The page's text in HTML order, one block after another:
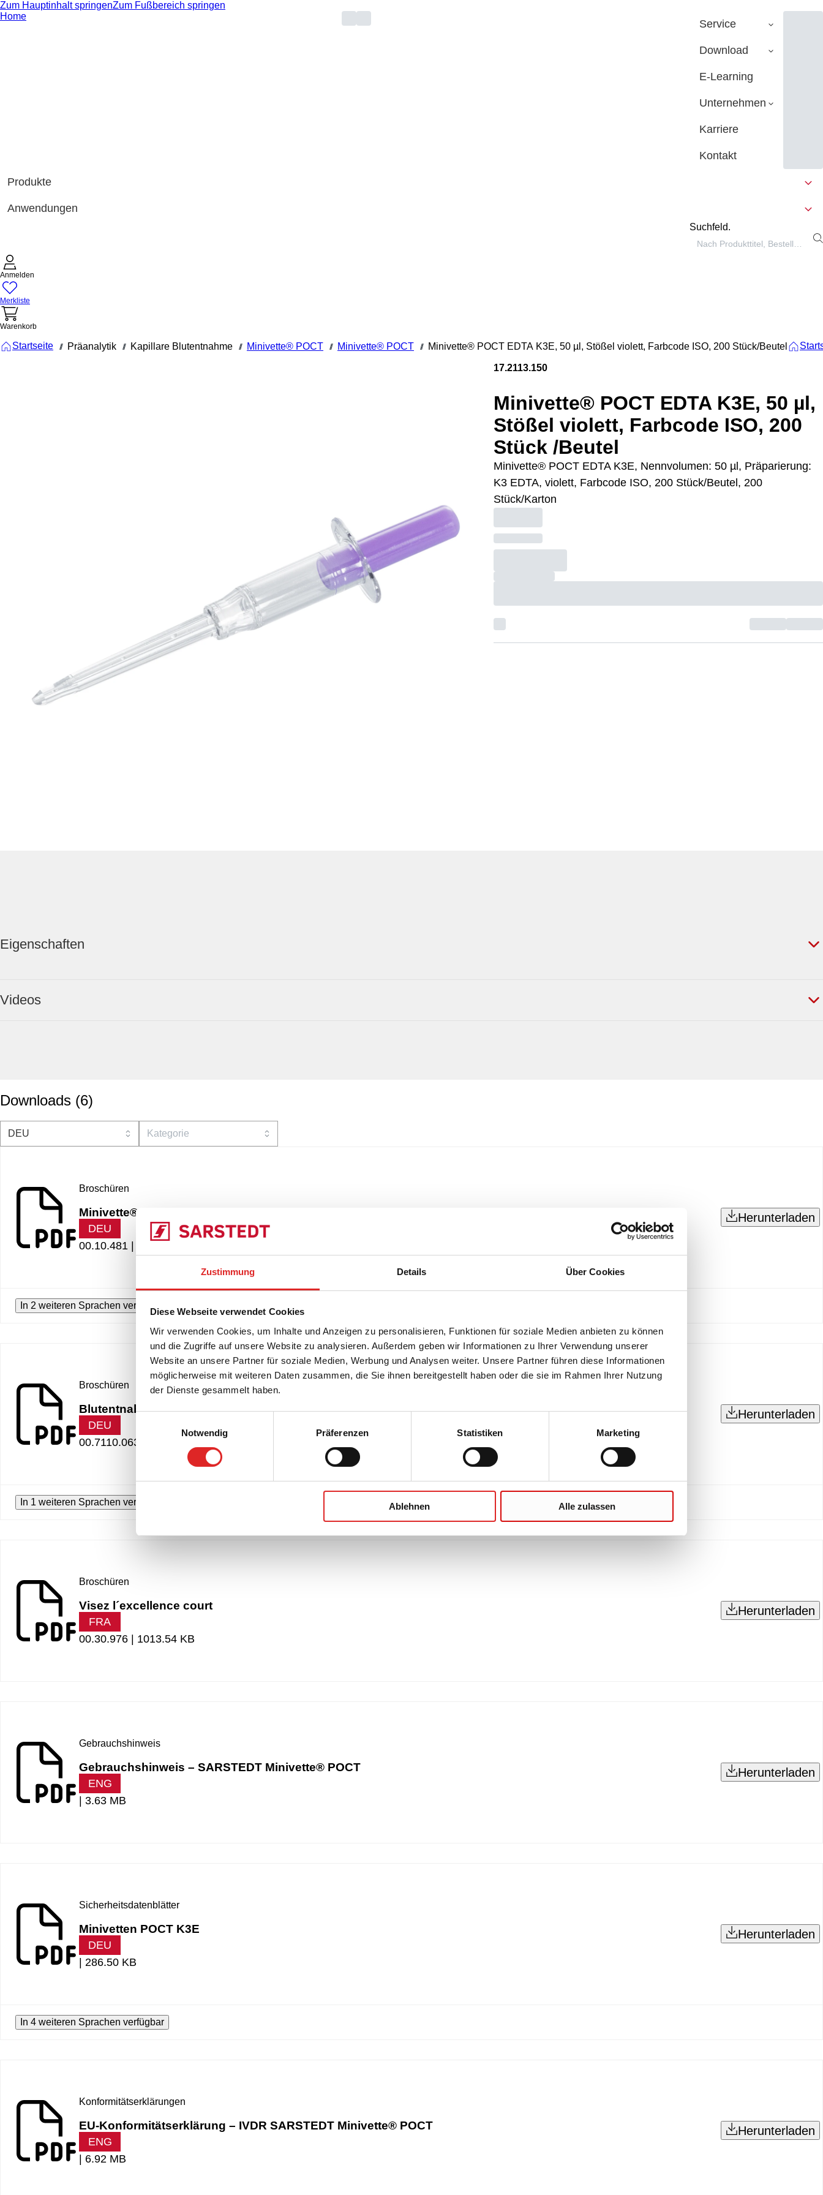
Zustimmung Details Über Cookies
Diese Webseite verwendet Cookies
Wir verwenden Cookies, um Inhalte und Anzeigen zu personalisieren, Funktionen für soziale Medien anbieten zu können
und die Zugriffe auf unsere Website zu analysieren. Außerdem geben wir Informationen zu Ihrer Verwendung unserer
Website an unsere Partner für soziale Medien, Werbung und Analysen weiter. Unsere Partner führen diese Informationen
möglicherweise mit weiteren Daten zusammen, die Sie ihnen bereitgestellt haben oder die sie im Rahmen Ihrer Nutzung
der Dienste gesammelt haben.
Notwendig
Präferenzen Statistiken Marketing
Ablehnen Alle zulassen
Zum Hauptinhalt springenZum Fußbereich springen
Home
Service
Download
E-Learning
Unternehmen
Karriere
Kontakt
Produkte
Anwendungen
Suchfeld.
Anmelden
Merkliste
Warenkorb
Startseite /// Präanalytik /// Kapillare Blutentnahme /// Minivette® POCT /// Minivette® POCT /// Minivette® POCT EDTA K3E, 50 µl, Stößel violett, Farbcode ISO, 200 Stück/Beutel
17.2113.150
Minivette® POCT EDTA K3E, 50 µl,
Stößel violett, Farbcode ISO, 200
Stück /Beutel
Minivette® POCT EDTA K3E, Nennvolumen: 50 µl, Präparierung:
K3 EDTA, violett, Farbcode ISO, 200 Stück/Beutel, 200
Stück/Karton
Eigenschaften
Videos
Downloads (6)
Broschüren
Minivette® POCT
DEU
00.10.481 |
Herunterladen
In 2 weiteren Sprachen verfügbar
Broschüren
Blutentnahme in der Forschung
DEU
00.7110.063 |
Herunterladen
In 1 weiteren Sprachen verfügbar
Broschüren
Visez l´excellence court
FRA
00.30.976 | 1013.54 KB
Herunterladen
Gebrauchshinweis
Gebrauchshinweis – SARSTEDT Minivette® POCT
ENG
|3.63 MB
Herunterladen
Sicherheitsdatenblätter
Minivetten POCT K3E
DEU
|286.50 KB
Herunterladen
In 4 weiteren Sprachen verfügbar
Konformitätserklärungen
EU-Konformitätserklärung – IVDR SARSTEDT Minivette® POCT
ENG
6.92 MB
Herunterladen